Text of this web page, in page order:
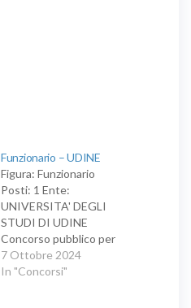
Funzionario – UDINE
Figura: Funzionario
Posti: 1 Ente:
UNIVERSITA' DEGLI
STUDI DI UDINE
Concorso pubblico per
esami con eventuale
preselezione per la
7 Ottobre 2024
In "Concorsi"